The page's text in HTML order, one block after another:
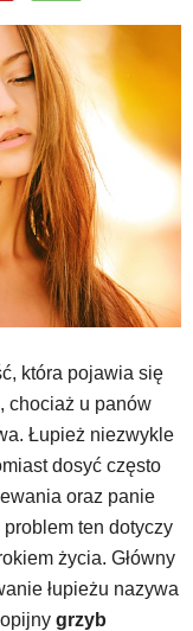
która pojawia się
chociaż u panów
Łupież niezwykle
dosyć często
oraz panie
ten dotyczy
życia. Główny
łupieżu nazywa
grzyb